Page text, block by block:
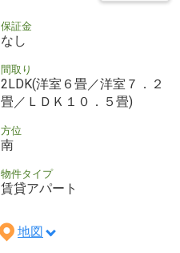
保証金
なし
間取り
2LDK(洋室６畳／洋室７．２
畳／ＬＤＫ１０．５畳)
方位
南
物件タイプ
賃貸アパート
地図